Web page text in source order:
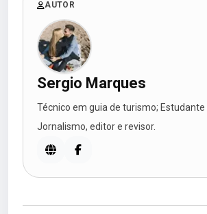
AUTOR
Sergio Marques
Técnico em guia de turismo; Estudante
Jornalismo, editor e revisor.